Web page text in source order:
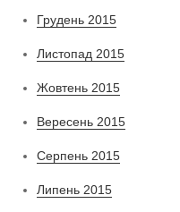
Грудень 2015
Листопад 2015
Жовтень 2015
Вересень 2015
Серпень 2015
Липень 2015